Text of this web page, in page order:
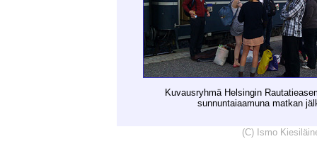
Kuvausryhmä Helsingin
sunnuntaiaamuna matkan
(C) Ismo